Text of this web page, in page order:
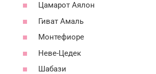
Цамарот Аялон
Гиват Амаль
Монтефиоре
Неве-Цедек
Шабази